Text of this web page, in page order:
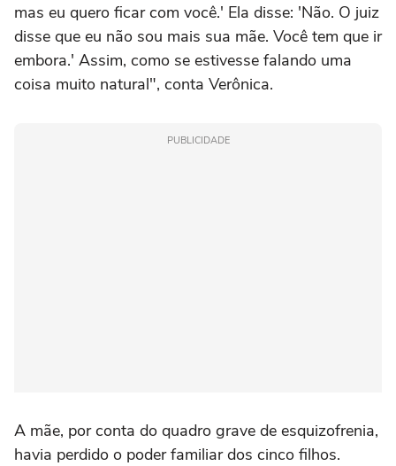
mas eu quero ficar com você.' Ela disse: 'Não. O juiz
disse que eu não sou mais sua mãe. Você tem que ir
embora.' Assim, como se estivesse falando uma
coisa muito natural", conta Verônica.
PUBLICIDADE
A mãe, por conta do quadro grave de esquizofrenia,
havia perdido o poder familiar dos cinco filhos.